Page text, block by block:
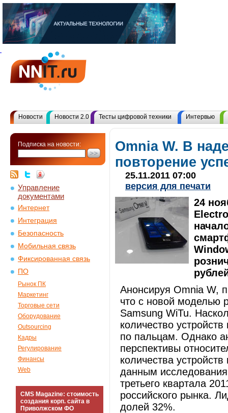
Новости Новости 2.0 Тесты цифровой техники Интервью
Подписка на новости:
Управление
документами
Интернет
Интеграция
Безопасность
Мобильная связь
Фиксированная связь
ПО
Рынок ПК
Маркетинг
Торговые сети
Оборудование
Outsourcing
Кадры
Регулирование
Финансы
Web
CMS Magazine: стоимость
создания корп. сайта в
Приволжском ФО
Omnia W. В
повторение
25.11.2011 07:00
версия для печати
24
Анонсируя Omnia W,
что с новой моделью
Samsung WiTu.
количество
по пальцам. Однако
перспективы
количества
данным
третьего квартала
российского рынка.
долей 32%.